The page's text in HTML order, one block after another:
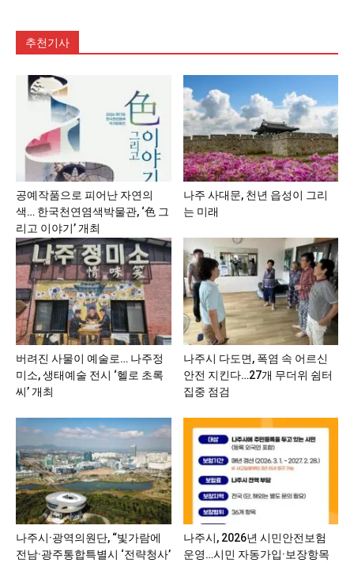
추천기사
공예작품으로 피어난 자연의
색… 한국천연염색박물관, ‘色 그
리고 이야기’ 개최
나주 사대문, 천년 읍성이 그리
는 미래
버려진 사물이 예술로… 나주정
미소, 생태예술 전시 ‘헬로 초록
씨’ 개최
나주시 다도면, 폭염 속 어르신
안전 지킨다…27개 무더위 쉼터
집중 점검
나주시·광역의원단, “빛가람에
전남·광주통합특별시 ‘전략청사’
나주시, 2026년 시민안전보험
운영…시민 자동가입·보장항목